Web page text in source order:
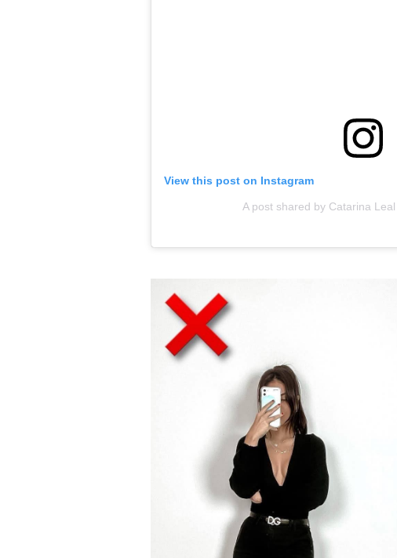
View this post on Instagram
A post shared by Catarina